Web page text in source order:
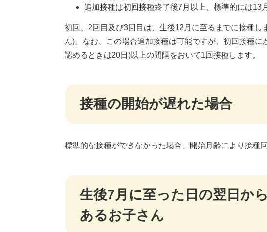
追加接種は初回接種終了後7月以上、標準的には13
初回、2回目及び3回目は、生後12月に至るまでに接種し
ん)。なお、この場合追加接種は可能ですが、初回接種
認めるときは20日)以上の間隔をおいて1回接種します。
接種の開始が遅れた場合
標準的な接種ができなかった場合、開始月齢により接種
生後7月に至った日の翌日か
あるお子さん